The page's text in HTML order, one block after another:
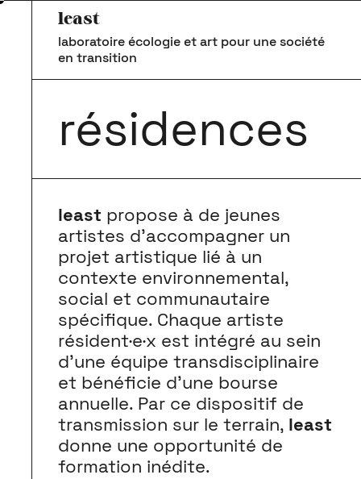
least
laboratoire écologie et art pour une société
en transition
résidences
least propose à de jeunes
artistes d’accompagner un
projet artistique lié à un
contexte environnemental,
social et communautaire
spécifique. Chaque artiste
résident·e·x est intégré au sein
d’une équipe transdisciplinaire
et bénéficie d’une bourse
annuelle. Par ce dispositif de
transmission sur le terrain, least
donne une opportunité de
formation inédite.